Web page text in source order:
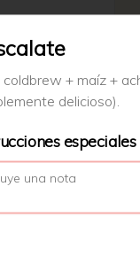
coldbrew + maíz +
delicioso).
especiales